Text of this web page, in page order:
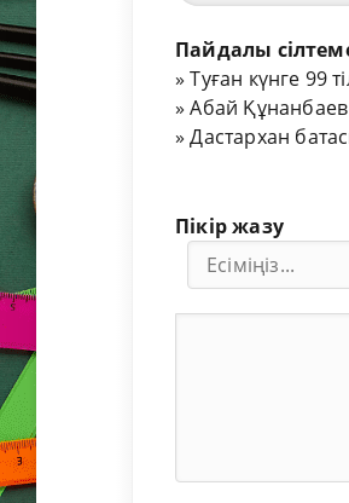
Пайдалы
»Туған күнге 99
»Абай
»Дастархан
Пікір жазу